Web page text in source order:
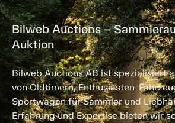
Bilweb Auctions –
Auktion
Bilweb Auctions AB ist spezialisiert
von Oldtimern, Enthusiasten-
Sportwagen für Sammler und
Erfahrung und Expertise bieten wir